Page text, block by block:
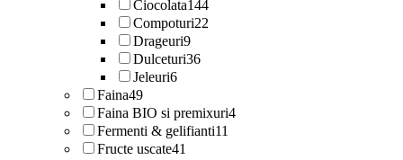
Ciocolata144
Compoturi22
Drageuri9
Dulceturi36
Jeleuri6
Faina49
Faina BIO si premixuri4
Fermenti & gelifianti11
Fructe uscate41